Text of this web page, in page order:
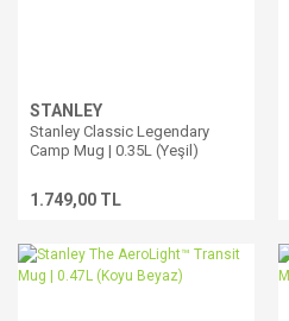
STANLEY
Stanley Classic Legendary
Camp Mug | 0.35L (Yeşil)
1.749,00 TL